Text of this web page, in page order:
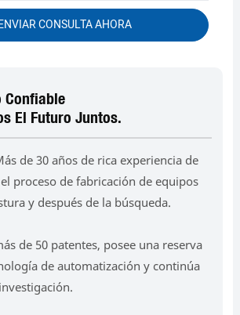
CONSULTA AHORA
Confiable
El Futuro Juntos.
de 30 años de rica experiencia de
proceso de fabricación de equipos
y después de la búsqueda.
de 50 patentes, posee una reserva
de automatización y continúa